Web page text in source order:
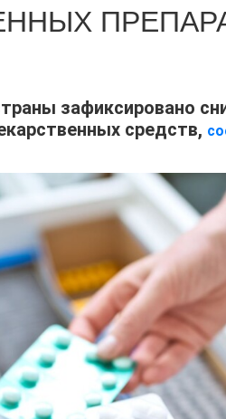
зафиксировано
средств,